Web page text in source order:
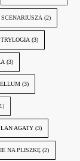
(2)
(3)
(3)
(3)
AGATY (3)
NA PLISZKĘ (2)